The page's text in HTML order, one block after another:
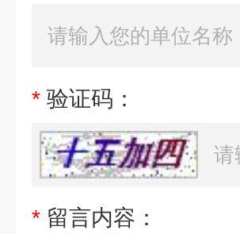
* 验证码：
* 留言内容：